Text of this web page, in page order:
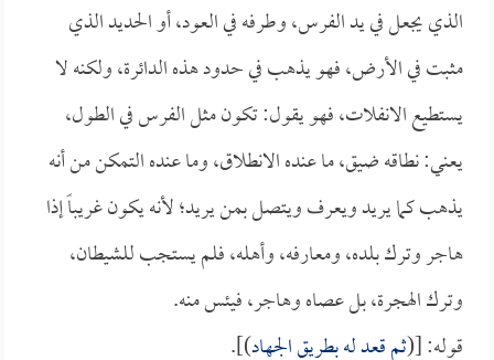
الذي يجعل في يد الفرس، وطرفه في العود، أو الحديد الذي
مثبت في الأرض، فهو يذهب في حدود هذه الدائرة، ولكنه لا
يستطيع الانفلات، فهو يقول: تكون مثل الفرس في الطول،
يعني: نطاقه ضيق، ما عنده الانطلاق، وما عنده التمكن من أنه
يذهب كما يريد ويعرف ويتصل بمن يريد؛ لأنه يكون غريباً إذا
هاجر وترك بلده، ومعارفه، وأهله، فلم يستجب للشيطان،
وترك الهجرة، بل عصاه وهاجر، فيئس منه.
قوله: [(ثم قعد له بطريق الجهاد)].